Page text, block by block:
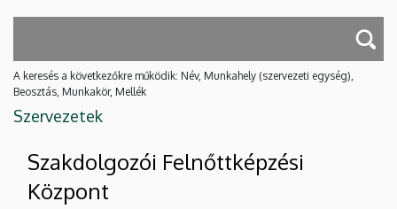
A keresés a következőkre működik: Név, Munkahely (szervezeti egység),
Beosztás, Munkakör, Mellék
Szervezetek
Szakdolgozói Felnőttképzési
Központ